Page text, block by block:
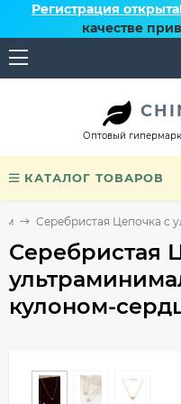
Регистрация
качестве
Оптовый
КАТАЛОГ ТОВАРОВ
Серебристая Цепочка с
Серебристая
кулоном-